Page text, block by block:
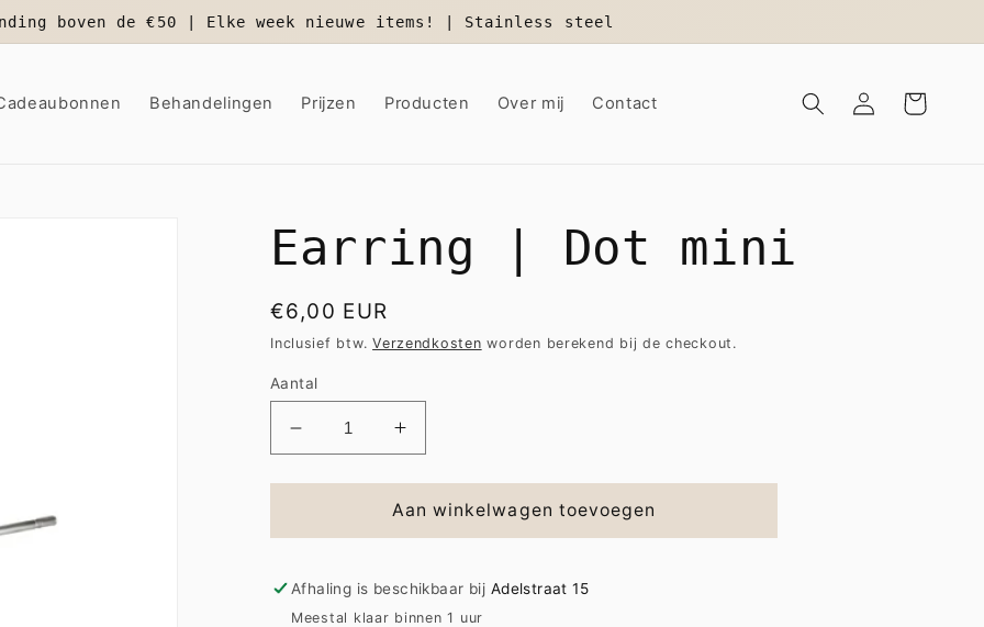
boven de €50 | Elke week nieuwe items! | Stainless steel
Behandelingen Prijzen Producten Over mij Contact Inloggen
Winkelwagen
Earring | Dot mini
Normale
prijs
€6,00 EUR
Inclusief btw.Verzendkosten worden berekend bij de checkout.
Aantal
Aantal
verlagen
voor
|
mini
Aantal
verhogen
voor
Earring
|
mini
Aan winkelwagen toevoegen
Afhaling is beschikbaar bij Adelstraat 15
Meestal klaar binnen 1 uur